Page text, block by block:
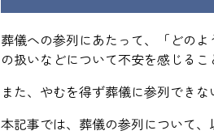
葬儀への参列にあたって、「どの
の扱いなどについて不安を感じるこ
また、やむを得ず葬儀に参列でき
本記事では、葬儀の参列について、